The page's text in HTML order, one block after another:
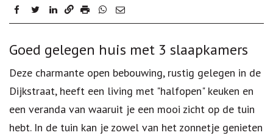
facebook
twitterlinkedin
Omschrijving
Goed gelegen huis met 3 slaapkamers
Deze charmante open bebouwing, rustig gelegen in de
Dijkstraat, heeft een living met "halfopen" keuken en
een veranda van waaruit je een mooi zicht op de tuin
hebt. In de tuin kan je zowel van het zonnetje genieten